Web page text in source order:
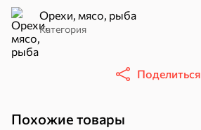
Орехи, мясо, рыба
Категория
Поделиться
Похожие товары
Конфеты Ирис, гематоген
Батончики Шоколад